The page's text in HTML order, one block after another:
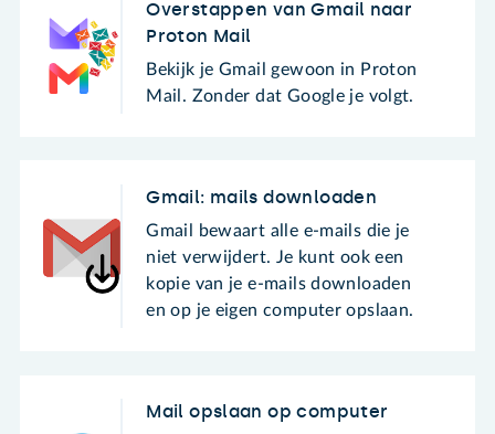
Overstappen van Gmail naar
Proton Mail
Bekijk je Gmail gewoon in Proton
Mail. Zonder dat Google je volgt.
Gmail: mails downloaden
Gmail bewaart alle e-mails die je
niet verwijdert. Je kunt ook een
kopie van je e-mails downloaden
en op je eigen computer opslaan.
Mail opslaan op computer